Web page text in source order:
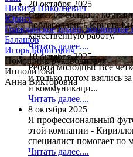
Никита Николаевич
Юрист
Гражданское право, жилищное
Балашов
Игорь Борисович
Помощник руководителя
Ипполитова
Анна Викторовна
20 октября 2025
Спасибо большое
поблагодарить юриста
качественную работу.
Читать далее....
10 октября 2025
Ребята молодцы! Все
и только потом взялись
и коммуникаци...
Читать далее....
8 октября 2025
Я профессиональный
этой компании -
специалист помогает по
Читать далее....